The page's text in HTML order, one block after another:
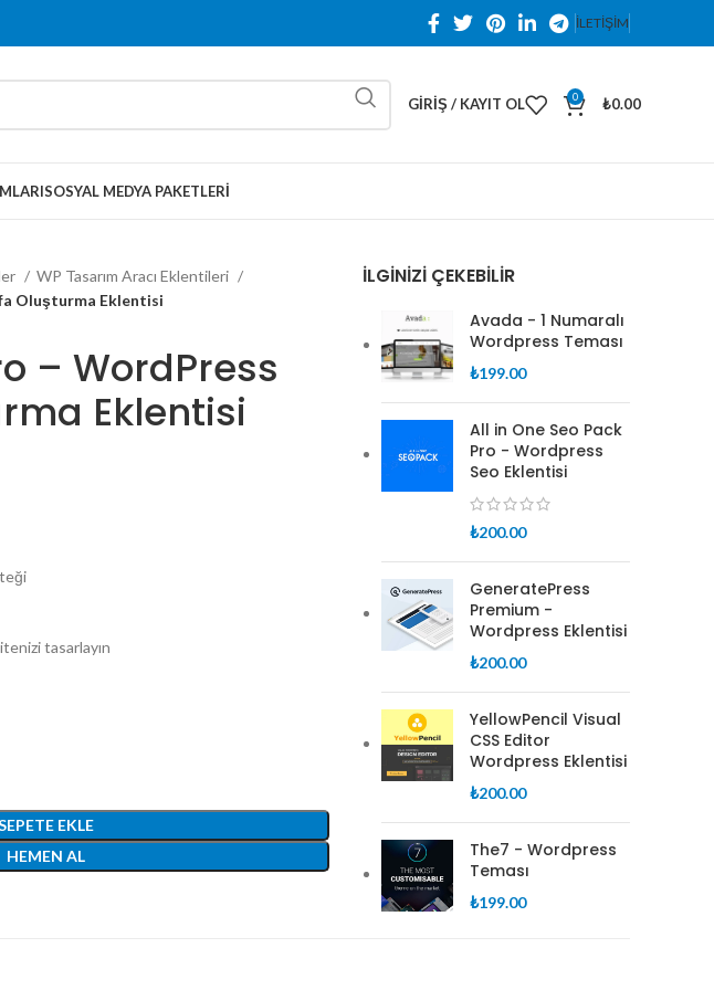
İLETİŞİM
GIRIŞ / KAYIT OL 0 ₺0.00
SOSYAL MEDYA PAKETLERI
WP Tasarım Aracı Eklentileri
Oluşturma Eklentisi
– WordPress
Eklentisi
tasarlayın
EKLE
HEMEN AL
İLGINIZI ÇEKEBILIR
Avada - 1 Numaralı
Wordpress Teması
₺199.00
All in One Seo Pack
Pro - Wordpress
Seo Eklentisi
₺200.00
GeneratePress
Premium -
Wordpress Eklentisi
₺200.00
YellowPencil Visual
CSS Editor
Wordpress Eklentisi
₺200.00
The7 - Wordpress
Teması
₺199.00